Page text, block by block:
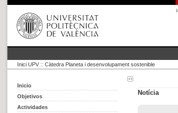
Inici UPV :: Càtedra Planeta i desenvolupament sostenible
Inicio
Objetivos
Actividades
Notícia